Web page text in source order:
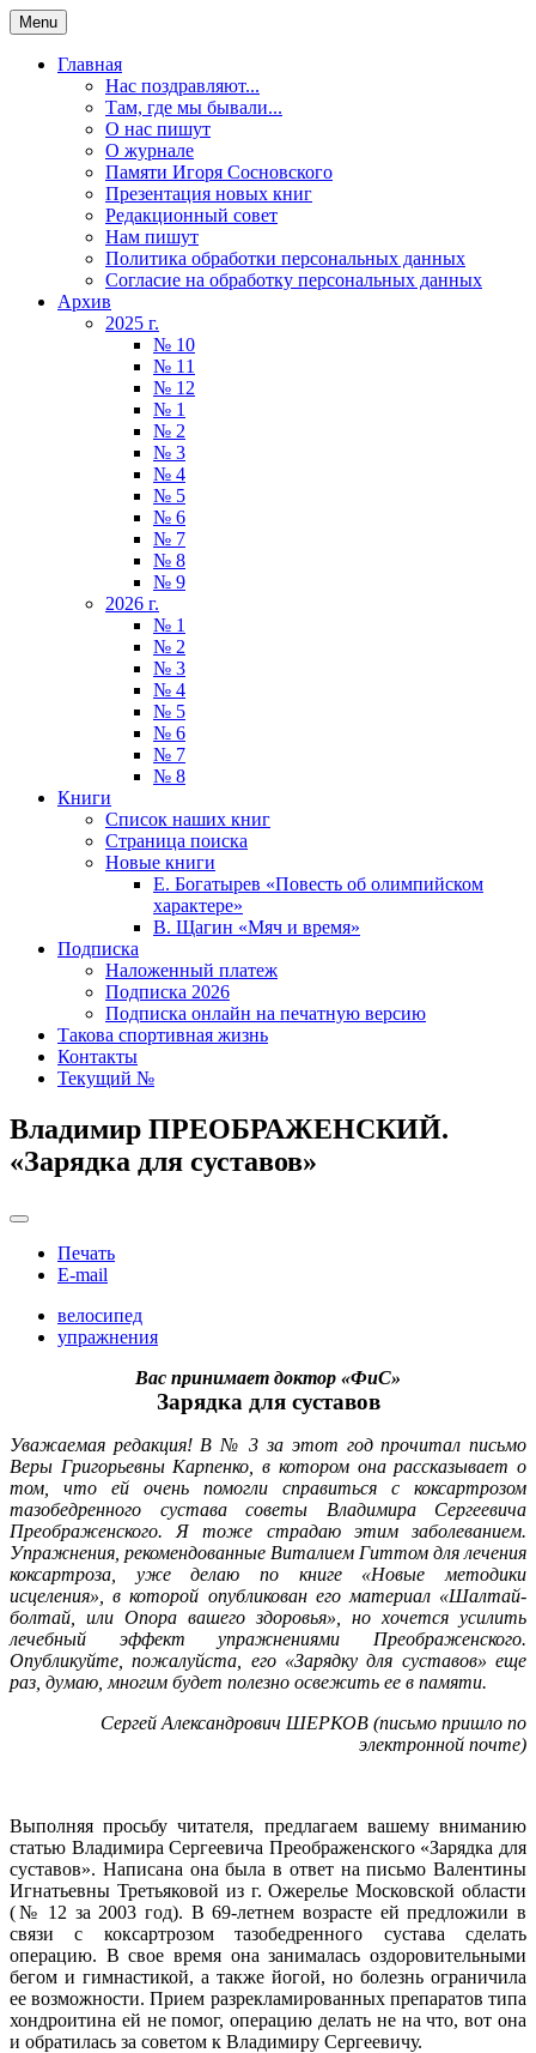
Menu
Главная
Нас поздравляют...
Там, где мы бывали...
О нас пишут
О журнале
Памяти Игоря Сосновского
Презентация новых книг
Редакционный совет
Нам пишут
Политика обработки персональных данных
Согласие на обработку персональных данных
Архив
2025 г.
№ 10
№ 11
№ 12
№ 1
№ 2
№ 3
№ 4
№ 5
№ 6
№ 7
№ 8
№ 9
2026 г.
№ 1
№ 2
№ 3
№ 4
№ 5
№ 6
№ 7
№ 8
Книги
Список наших книг
Страница поиска
Новые книги
Е. Богатырев «Повесть об олимпийском
характере»
В. Щагин «Мяч и время»
Подписка
Наложенный платеж
Подписка 2026
Подписка онлайн на печатную версию
Такова спортивная жизнь
Контакты
Текущий №
Владимир ПРЕОБРАЖЕНСКИЙ.
«Зарядка для суставов»
Печать
E-mail
велосипед
упражнения
Вас принимает доктор «ФиС»
Зарядка для суставов
Уважаемая редакция! В № 3 за этот год прочитал письмо
Веры Григорьевны Карпенко, в котором она рассказывает о
том, что ей очень помогли справиться с коксартрозом
тазобедренного сустава советы Владимира Сергеевича
Преображенского. Я тоже страдаю этим заболеванием.
Упражнения, рекомендованные Виталием Гиттом для лечения
коксартроза, уже делаю по книге «Новые методики
исцеления», в которой опубликован его материал «Шалтай-
болтай, или Опора вашего здоровья», но хочется усилить
лечебный эффект упражнениями Преображенского.
Опубликуйте, пожалуйста, его «Зарядку для суставов» еще
раз, думаю, многим будет полезно освежить ее в памяти.
Сергей Александрович ШЕРКОВ (письмо пришло по
электронной почте)
Выполняя просьбу читателя, предлагаем вашему вниманию
статью Владимира Сергеевича Преображенского «Зарядка для
суставов». Написана она была в ответ на письмо Валентины
Игнатьевны Третьяковой из г. Ожерелье Московской области
(№ 12 за 2003 год). В 69-летнем возрасте ей предложили в
связи с коксартрозом тазобедренного сустава сделать
операцию. В свое время она занималась оздоровительными
бегом и гимнастикой, а также йогой, но болезнь ограничила
ее возможности. Прием разрекламированных препаратов типа
хондроитина ей не помог, операцию делать не на что, вот она
и обратилась за советом к Владимиру Сергеевичу.